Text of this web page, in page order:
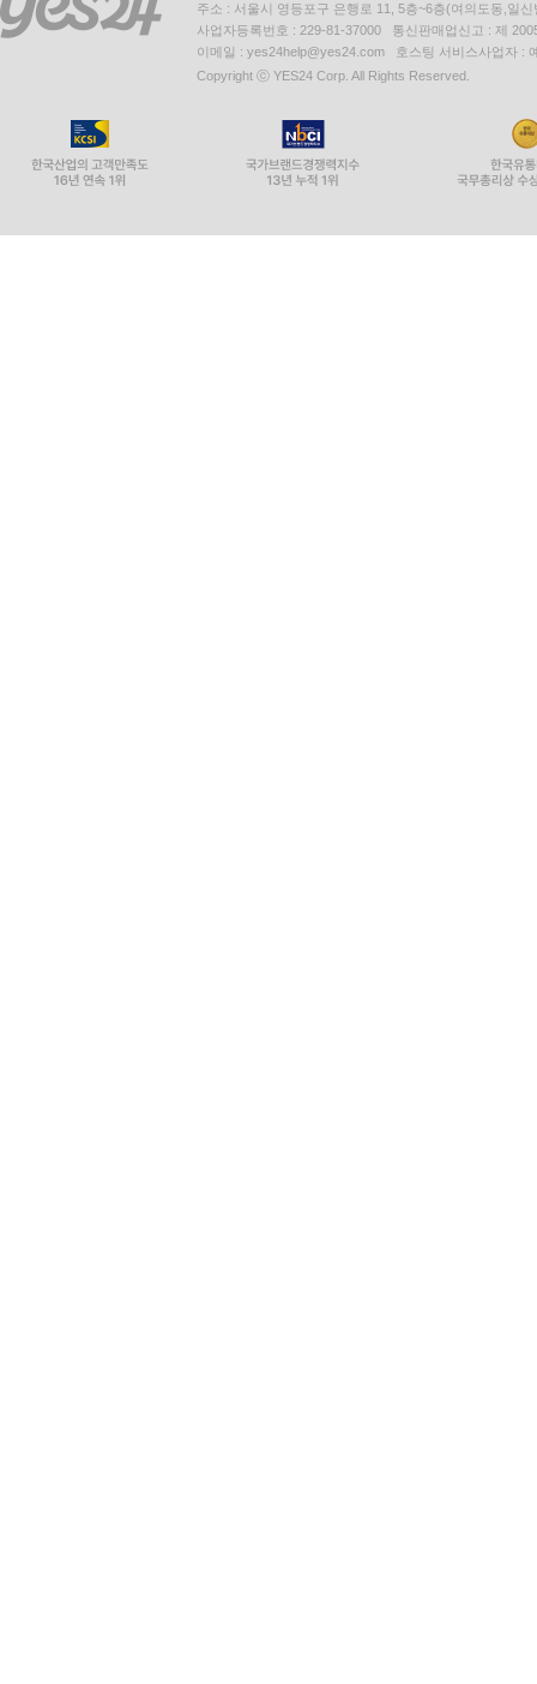
주소 : 서울시 영등포구 은행로 11, 5층~6층(여의도동,일신
사업자등록번호 : 229-81-37000 통신판매업신고 : 제
이메일 : yes24help@yes24.com 호스팅 서비스사업자 :
Copyright ⓒ YES24 Corp. All Rights Reserved.